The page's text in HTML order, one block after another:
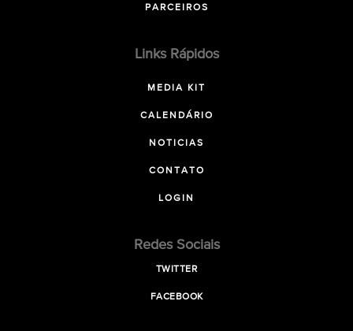
PARCEIROS
Links Rápidos
MEDIA KIT
CALENDÁRIO
NOTICIAS
CONTATO
LOGIN
Redes Sociais
TWITTER
FACEBOOK